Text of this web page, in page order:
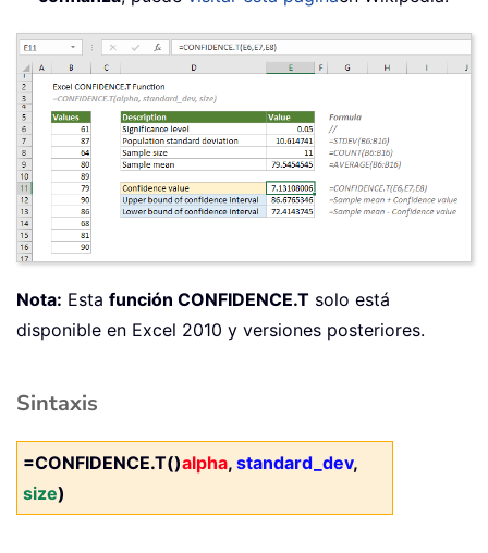
Nota: Esta función CONFIDENCE.T solo está
disponible en Excel 2010 y versiones posteriores.
Sintaxis
=CONFIDENCE.T()alpha, standard_dev,
size)